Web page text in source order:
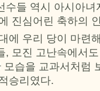
수들 역시 아시아
진심어린 축하의
에 우리 당이 마련
, 모진 고난속에서
모습을 교과서처럼
승리였다.